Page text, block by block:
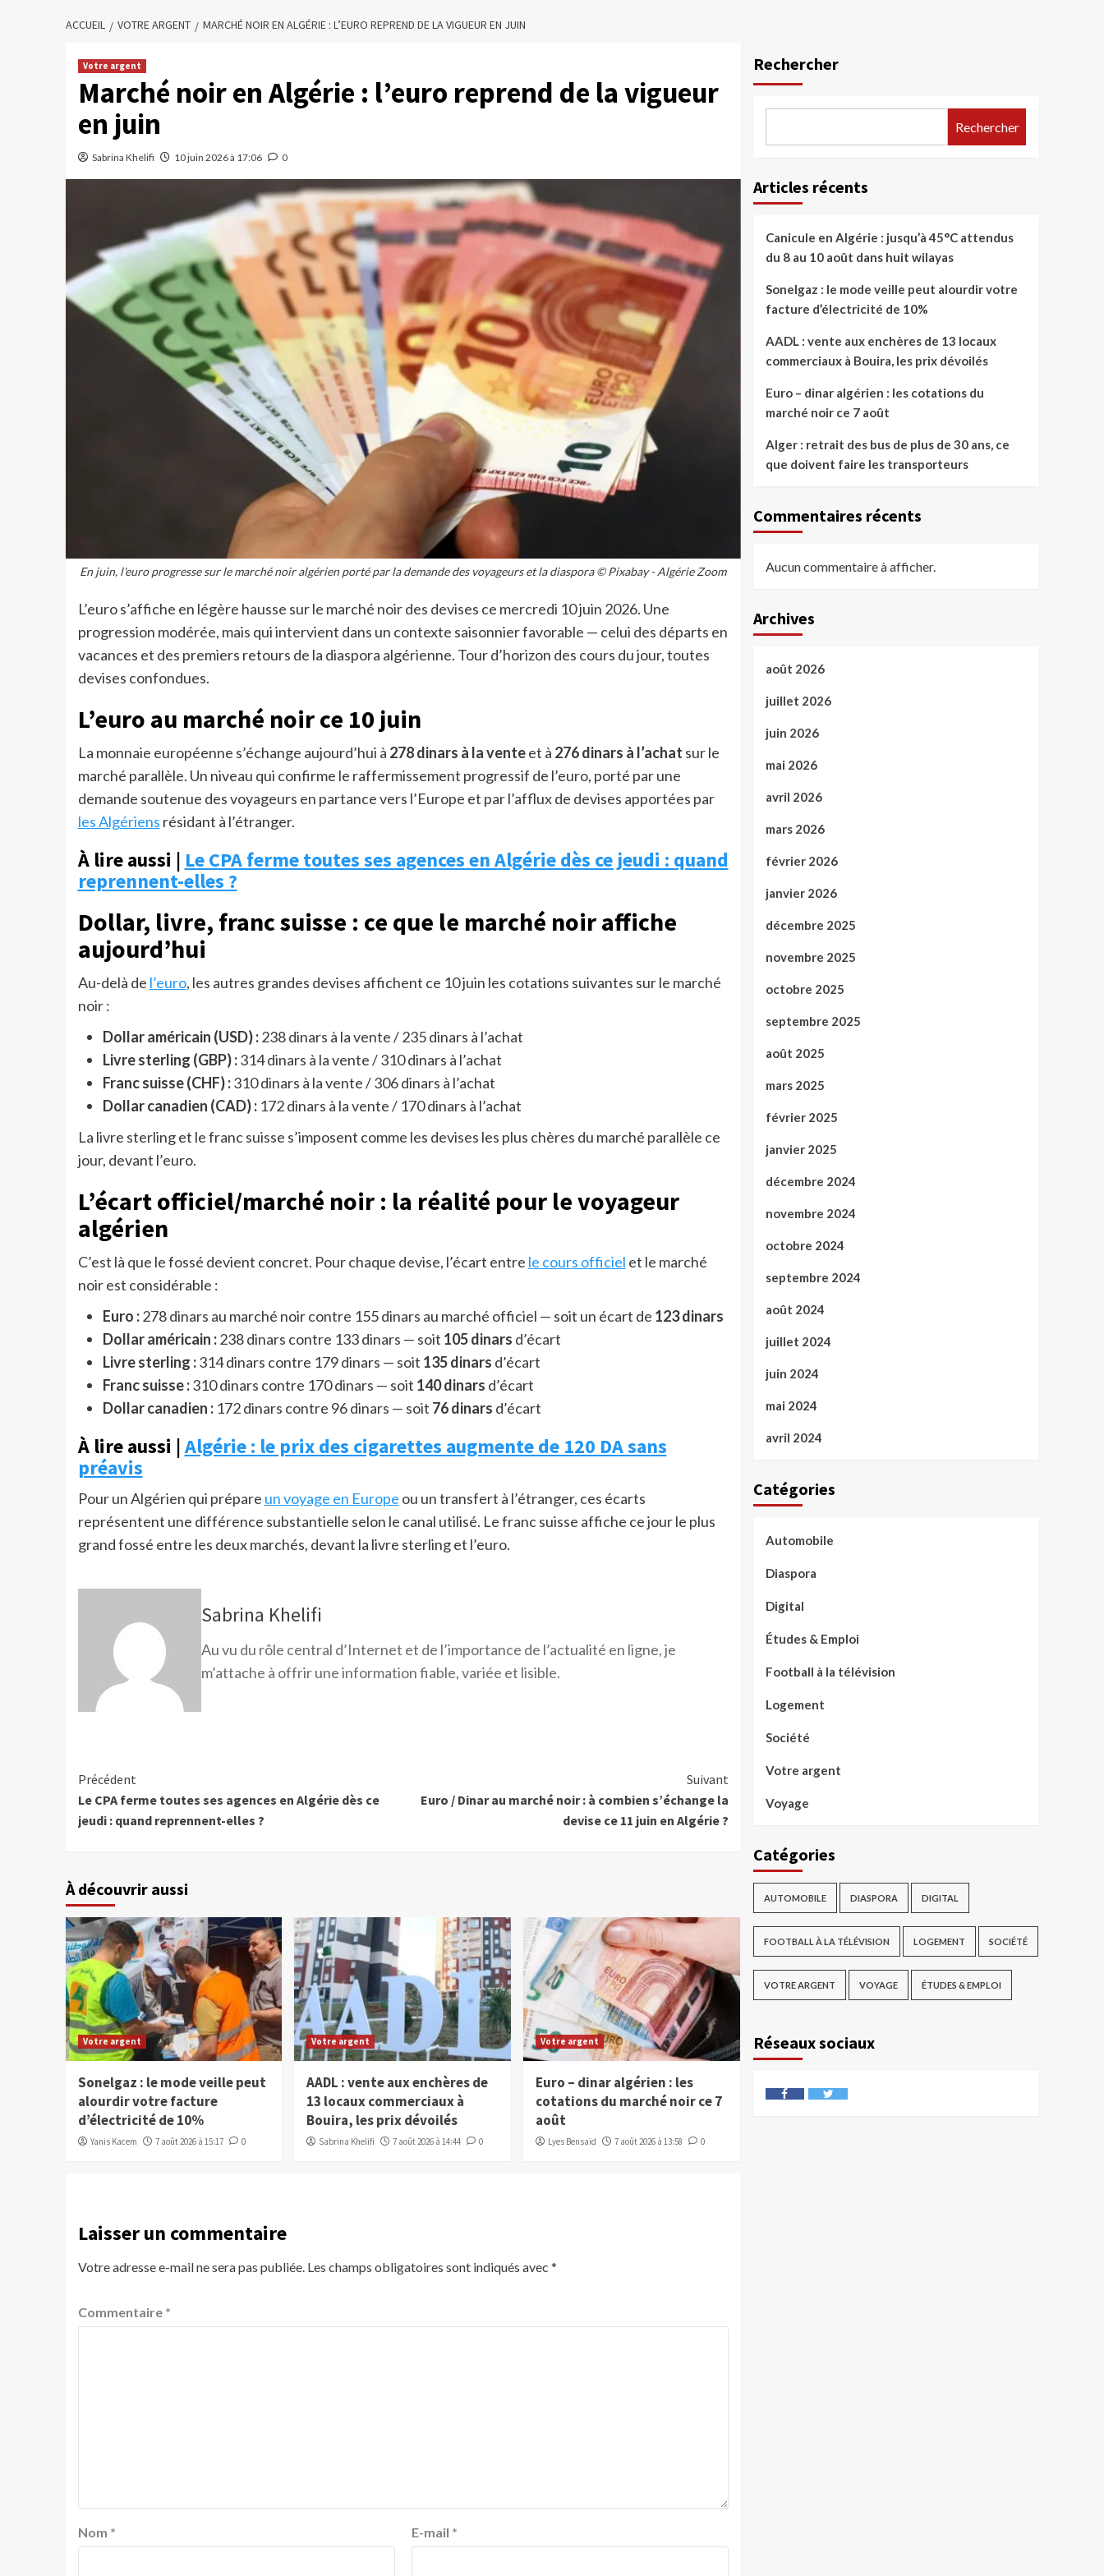
ACCUEIL VOTRE ARGENT MARCHÉ NOIR EN ALGÉRIE : L’EURO REPREND DE LA VIGUEUR EN JUIN
Votre argent
Marché noir en Algérie : l’euro reprend de la vigueur
en juin
Sabrina Khelifi 10 juin 2026 à 17:06 0
En juin, l'euro progresse sur le marché noir algérien porté par la demande des voyageurs et la diaspora © Pixabay - Algérie Zoom
L’euro s’affiche en légère hausse sur le marché noir des devises ce mercredi 10 juin 2026. Une
progression modérée, mais qui intervient dans un contexte saisonnier favorable — celui des départs en
vacances et des premiers retours de la diaspora algérienne. Tour d’horizon des cours du jour, toutes
devises confondues.
L’euro au marché noir ce 10 juin
La monnaie européenne s’échange aujourd’hui à 278 dinars à la venteet à 276 dinars à l’achat sur le
marché parallèle. Un niveau qui confirme le raffermissement progressif de l’euro, porté par une
demande soutenue des voyageurs en partance vers l’Europe et par l’afflux de devises apportées par
les Algériens résidant à l’étranger.
À lire aussi | Le CPA ferme toutes ses agences en Algérie dès ce jeudi : quand
reprennent-elles ?
Dollar, livre, franc suisse : ce que le marché noir affiche
aujourd’hui
Au-delà de l’euro, les autres grandes devises affichent ce 10 juin les cotations suivantes sur le marché
noir :
Dollar américain (USD) :238 dinars à la vente / 235 dinars à l’achat
Livre sterling (GBP) :314 dinars à la vente / 310 dinars à l’achat
Franc suisse (CHF) :310 dinars à la vente / 306 dinars à l’achat
Dollar canadien (CAD) :172 dinars à la vente / 170 dinars à l’achat
La livre sterling et le franc suisse s’imposent comme les devises les plus chères du marché parallèle ce
jour, devant l’euro.
L’écart officiel/marché noir : la réalité pour le voyageur
algérien
C’est là que le fossé devient concret. Pour chaque devise, l’écart entre le cours officiel et le marché
noir est considérable :
Euro :278 dinars au marché noir contre 155 dinars au marché officiel — soit un écart de 123 dinars
Dollar américain :238 dinars contre 133 dinars — soit 105 dinars d’écart
Livre sterling :314 dinars contre 179 dinars — soit 135 dinars d’écart
Franc suisse :310 dinars contre 170 dinars — soit 140 dinars d’écart
Dollar canadien :172 dinars contre 96 dinars — soit 76 dinars d’écart
À lire aussi |Algérie : le prix des cigarettes augmente de 120 DA sans
préavis
Pour un Algérien qui prépare un voyage en Europe ou un transfert à l’étranger, ces écarts
représentent une différence substantielle selon le canal utilisé. Le franc suisse affiche ce jour le plus
grand fossé entre les deux marchés, devant la livre sterling et l’euro.
Sabrina Khelifi
Au vu du rôle central d’Internet et de l’importance de l’actualité en ligne, je
m’attache à offrir une information fiable, variée et lisible.
Précédent
Le CPA ferme toutes ses agences en Algérie dès ce
jeudi : quand reprennent-elles ?
Suivant
Euro / Dinar au marché noir : à combien s’échange la
devise ce 11 juin en Algérie ?
À découvrir aussi
Votre argent
Sonelgaz : le mode veille peut
alourdir votre facture
d’électricité de 10%
Yanis Kacem 7 août 2026 à 15:17 0
Votre argent
AADL : vente aux enchères de
13 locaux commerciaux à
Bouira, les prix dévoilés
Sabrina Khelifi 7 août 2026 à 14:44 0
Votre argent
Euro – dinar algérien : les
cotations du marché noir ce 7
août
Lyes Bensaïd 7 août 2026 à 13:58 0
Laisser un commentaire
Votre adresse e-mail ne sera pas publiée. Les champs obligatoires sont indiqués avec *
Commentaire *
Nom * E-mail *
Rechercher
Rechercher
Articles récents
Canicule en Algérie : jusqu’à 45°C attendus
du 8 au 10 août dans huit wilayas
Sonelgaz : le mode veille peut alourdir votre
facture d’électricité de 10%
AADL : vente aux enchères de 13 locaux
commerciaux à Bouira, les prix dévoilés
Euro – dinar algérien : les cotations du
marché noir ce 7 août
Alger : retrait des bus de plus de 30 ans, ce
que doivent faire les transporteurs
Commentaires récents
Aucun commentaire à afficher.
Archives
août 2026
juillet 2026
juin 2026
mai 2026
avril 2026
mars 2026
février 2026
janvier 2026
décembre 2025
novembre 2025
octobre 2025
septembre 2025
août 2025
mars 2025
février 2025
janvier 2025
décembre 2024
novembre 2024
octobre 2024
septembre 2024
août 2024
juillet 2024
juin 2024
mai 2024
avril 2024
Catégories
Automobile
Diaspora
Digital
Études & Emploi
Football à la télévision
Logement
Société
Votre argent
Voyage
Catégories
AUTOMOBILE DIASPORA DIGITAL
FOOTBALL À LA TÉLÉVISION LOGEMENT SOCIÉTÉ
VOTRE ARGENT VOYAGE ÉTUDES & EMPLOI
Réseaux sociaux